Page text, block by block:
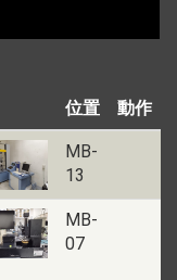
位置 動作
MB-
13
MB-
07